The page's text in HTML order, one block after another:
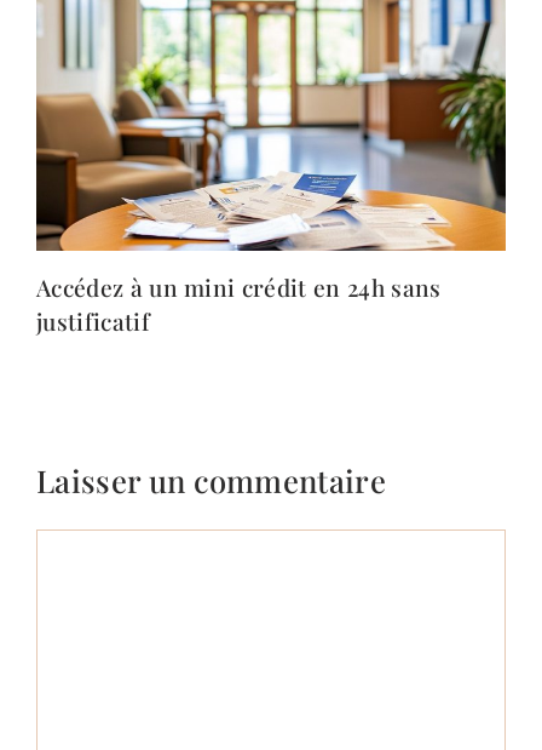
Accédez à un mini crédit en 24h sans
justificatif
Laisser un commentaire